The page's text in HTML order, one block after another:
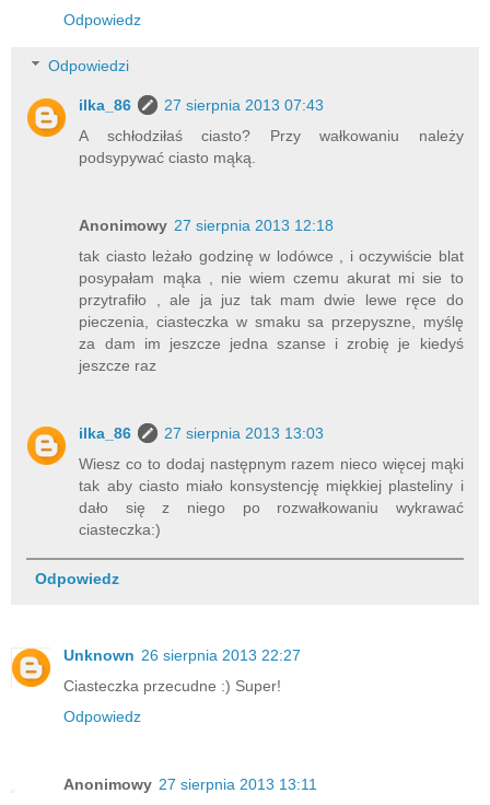
Odpowiedz
Odpowiedzi
ilka_86
27 sierpnia 2013 07:43
A schłodziłaś ciasto? Przy wałkowaniu należy
podsypywać ciasto mąką.
Anonimowy 27 sierpnia 2013 12:18
tak ciasto leżało godzinę w lodówce , i oczywiście blat
posypałam mąka , nie wiem czemu akurat mi sie to
przytrafiło , ale ja juz tak mam dwie lewe ręce do
pieczenia, ciasteczka w smaku sa przepyszne, myślę
za dam im jeszcze jedna szanse i zrobię je kiedyś
jeszcze raz
ilka_86
27 sierpnia 2013 13:03
Wiesz co to dodaj następnym razem nieco więcej mąki
tak aby ciasto miało konsystencję miękkiej plasteliny i
dało się z niego po rozwałkowaniu wykrawać
ciasteczka:)
Odpowiedz
Unknown 26 sierpnia 2013 22:27
Ciasteczka przecudne :) Super!
Odpowiedz
Anonimowy 27 sierpnia 2013 13:11